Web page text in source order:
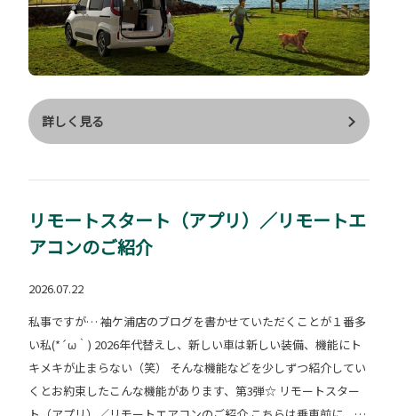
詳しく見る
リモートスタート​（アプリ）​／リモートエ
アコンのご紹介
2026.07.22
私事ですが… 袖ケ浦店のブログを書かせていただくことが１番多
い私(*´ω｀) 2026年代替えし、新しい車は新しい装備、機能にト
キメキが止まらない（笑） そんな機能などを少しずつ紹介してい
くとお約束したこんな機能があります、第3弾☆ リモートスター